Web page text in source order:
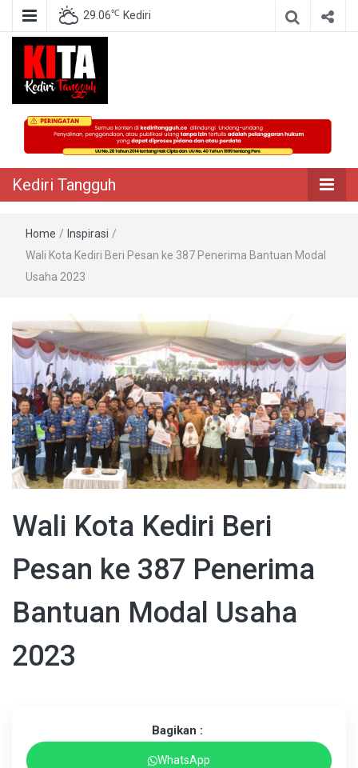
29.06℃ Kediri
Kediri Tangguh
Berita Akurat Terpercaya
Kediri Tangguh
Home / Inspirasi /
Wali Kota Kediri Beri Pesan ke 387 Penerima Bantuan Modal
Usaha 2023
Wali Kota Kediri Beri
Pesan ke 387 Penerima
Bantuan Modal Usaha
2023
Bagikan :
WhatsApp